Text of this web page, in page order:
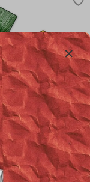
дизайнерский
Mae West by
Studio